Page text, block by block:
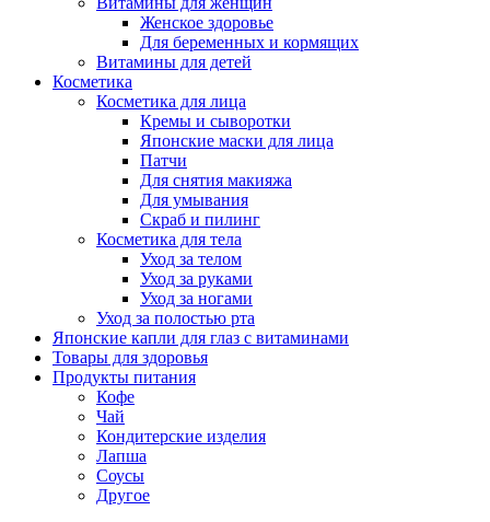
Женское здоровье
Для беременных и кормящих
Витамины для детей
Косметика
Косметика для лица
Кремы и сыворотки
Японские маски для лица
Патчи
Для снятия макияжа
Для умывания
Скраб и пилинг
Косметика для тела
Уход за телом
Уход за руками
Уход за ногами
Уход за полостью рта
Японские капли для глаз с витаминами
Товары для здоровья
Продукты питания
Кофе
Чай
Кондитерские изделия
Лапша
Соусы
Другое